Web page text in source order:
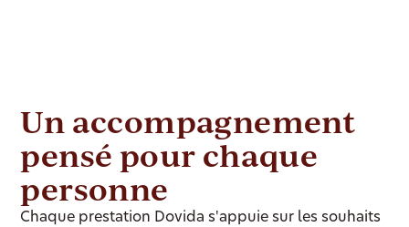
Un accompagnement
pensé pour chaque
personne
Chaque prestation Dovida s'appuie sur les souhaits